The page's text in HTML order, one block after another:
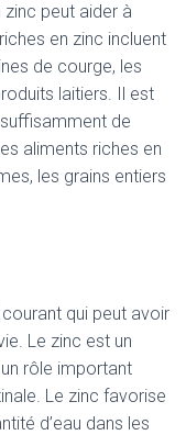
zinc peut aider à
en zinc incluent
de courge, les
laitiers. Il est
de
aliments riches en
les grains entiers
qui peut avoir
Le zinc est un
rôle important
Le zinc favorise
d’eau dans les